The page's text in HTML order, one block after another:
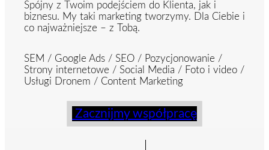
Spójny z Twoim podejściem do Klienta, jak i
biznesu. My taki marketing tworzymy. Dla Ciebie i
co najważniejsze – z Tobą.
SEM / Google Ads / SEO / Pozycjonowanie /
Strony internetowe / Social Media / Foto i video /
Usługi Dronem / Content Marketing
Zacznijmy współpracę